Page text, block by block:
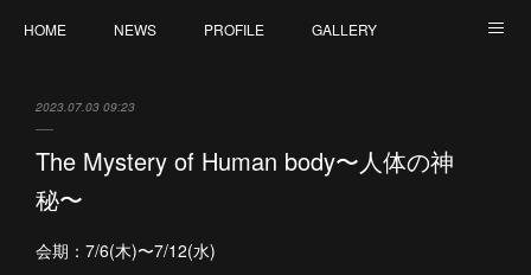
HOME NEWS PROFILE GALLERY
2023.07.03 09:23
The Mystery of Human body〜人体の神
秘〜
会期：7/6(木)〜7/12(水)